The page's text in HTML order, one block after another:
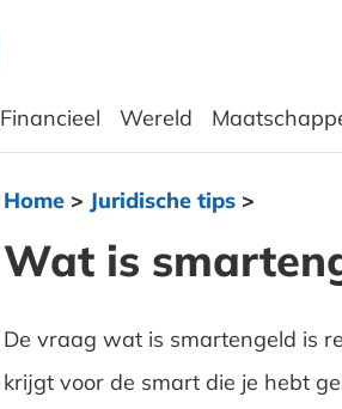
Financieel Wereld
Home> Juridische tips>
Wat is
De vraag wat is smartengeld is
krijgt voor de smart die je hebt